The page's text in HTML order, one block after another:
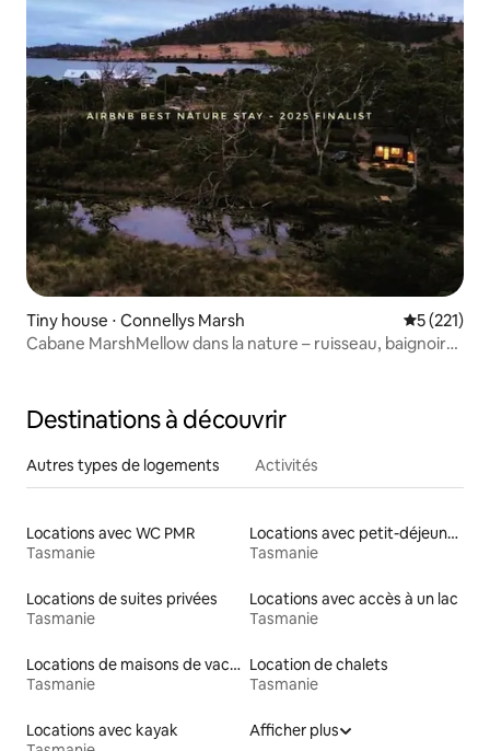
Tiny house ⋅ Connellys Marsh Évaluation
5 (221)
Cabane MarshMellow dans la nature – ruisseau, baignoire,
Destinations à découvrir
Autres types de logements Activités
Locations avec WC PMR
Tasmanie
Locations avec petit-déjeuner
Tasmanie
Locations de suites privées
Tasmanie
Locations avec accès à un lac
Tasmanie
Locations de maisons de vacances
Tasmanie
Location de chalets
Tasmanie
Locations avec kayak
Afficher plus